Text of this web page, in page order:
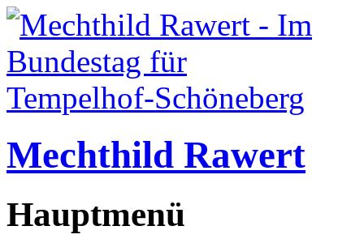
Mechthild Rawert
Hauptmenü